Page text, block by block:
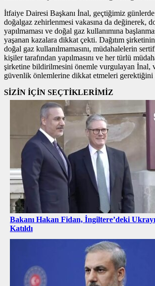
İtfaiye Dairesi Başkanı İnal, geçtiğimiz
doğalgaz zehirlenmesi vakasına da değinerek,
yapılmaması ve doğal gaz kullanımına
yaşanan kazalara dikkat çekti. Dağıtım
doğal gaz kullanılmamasını, müdahalelerin
kişiler tarafından yapılmasını ve her türlü
şirketine bildirilmesini önemle vurgulayan İnal,
güvenlik önlemlerine dikkat etmeleri gerektiğini
SİZİN İÇİN SEÇTİKLERİMİZ
Bakanı Hakan Fidan, İngiltere’deki
Katıldı